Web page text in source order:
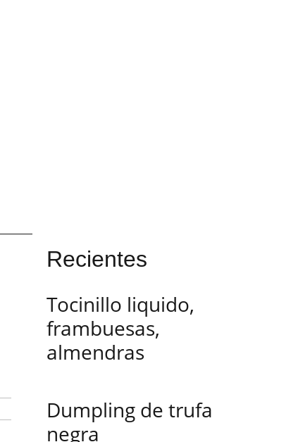
Recientes
Tocinillo liquido,
frambuesas,
almendras
Dumpling de trufa
negra